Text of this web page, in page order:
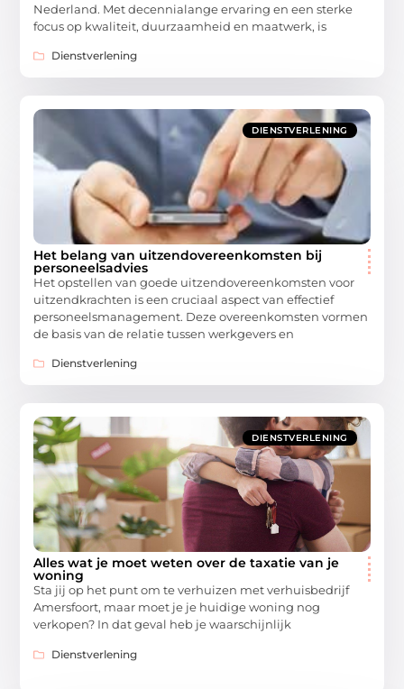
Nederland. Met decennialange ervaring en een sterke
focus op kwaliteit, duurzaamheid en maatwerk, is
Dienstverlening
DIENSTVERLENING
Het belang van uitzendovereenkomsten bij
personeelsadvies
Het opstellen van goede uitzendovereenkomsten voor
uitzendkrachten is een cruciaal aspect van effectief
personeelsmanagement. Deze overeenkomsten vormen
de basis van de relatie tussen werkgevers en
Dienstverlening
DIENSTVERLENING
Alles wat je moet weten over de taxatie van je
woning
Sta jij op het punt om te verhuizen met verhuisbedrijf
Amersfoort, maar moet je je huidige woning nog
verkopen? In dat geval heb je waarschijnlijk
Dienstverlening